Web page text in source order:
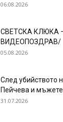
06.08.2026
СВЕТСКА КЛЮКА
ВИДЕОПОЗДРАВ/
05.08.2026
След убийството
Пейчева и
31.07.2026